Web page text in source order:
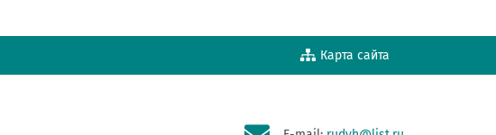
Карта сайта